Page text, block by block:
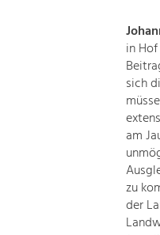
in
sich
am
zu
der